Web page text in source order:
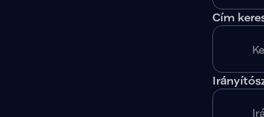
Cím